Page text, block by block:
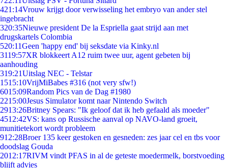
421:14Vrouw krijgt door verwisseling het embryo van ander stel
ingebracht
320:35Nieuwe president De la Espriella gaat strijd aan met
drugskartels Colombia
520:11Geen 'happy end' bij seksdate via Kinky.nl
3119:57XR blokkeert A12 ruim twee uur, agent gebeten bij
aanhouding
319:21Uitslag NEC - Telstar
1515:10VrijMiBabes #316 (not very sfw!)
6015:09Random Pics van de Dag #1980
2215:00Jesus Simulator komt naar Nintendo Switch
2913:26Britney Spears: "Ik geloof dat ik heb gefaald als moeder"
4512:42VS: kans op Russische aanval op NAVO-land groeit,
munitietekort wordt probleem
912:28Broer 135 keer gestoken en gesneden: zes jaar cel en tbs voor
doodslag Gouda
2012:17RIVM vindt PFAS in al de geteste moedermelk, borstvoeding
blijft advies